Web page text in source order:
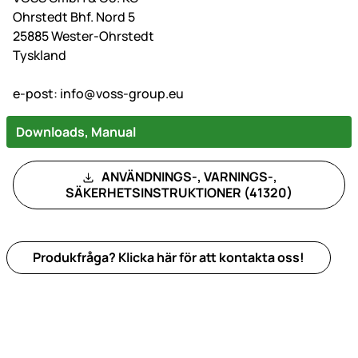
Ohrstedt Bhf. Nord 5
25885 Wester-Ohrstedt
Tyskland
e-post: info@voss-group.eu
Downloads, Manual
ANVÄNDNINGS-, VARNINGS-,
SÄKERHETSINSTRUKTIONER (41320)
Produkfråga? Klicka här för att kontakta oss!